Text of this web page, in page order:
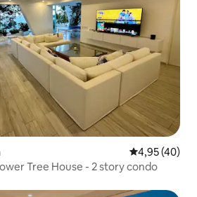
Gemiddelde
4,95 (40)
Tree House - 2 story condo